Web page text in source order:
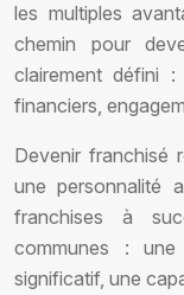
les multiples
chemin pour
clairement défini :
financiers,
Devenir franchisé
une personnalité
franchises à
communes :
significatif, une